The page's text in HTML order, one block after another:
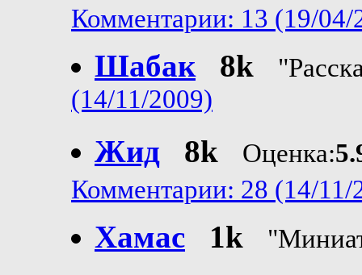
Комментарии: 13 (19/04/
Шабак 8k
(14/11/2009)
Жид
8k Оценка:
Комментарии: 28 (14/11/
Хамас 1k